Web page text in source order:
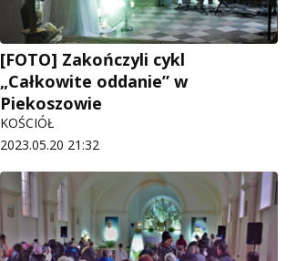
[FOTO] Zakończyli cykl
„Całkowite oddanie” w
Piekoszowie
KOŚCIÓŁ
2023.05.20 21:32